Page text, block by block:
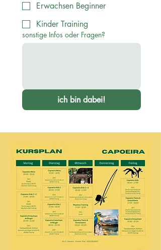
Erwachsen Beginner
Kinder Training
sonstige Infos oder Fragen?
ich bin dabei!